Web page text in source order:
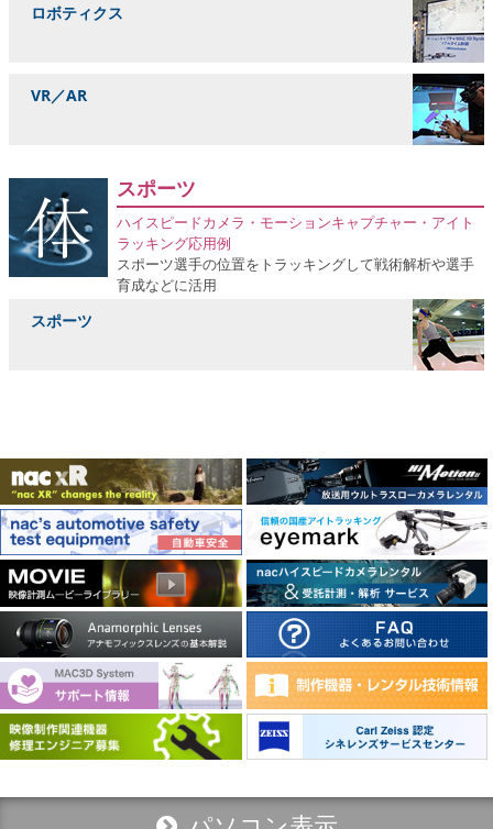
ロボティクス
VR／AR
スポーツ
ハイスピードカメラ・モーションキャプチャー・アイト
ラッキング応用例
スポーツ選手の位置をトラッキングして戦術解析や選手
育成などに活用
スポーツ